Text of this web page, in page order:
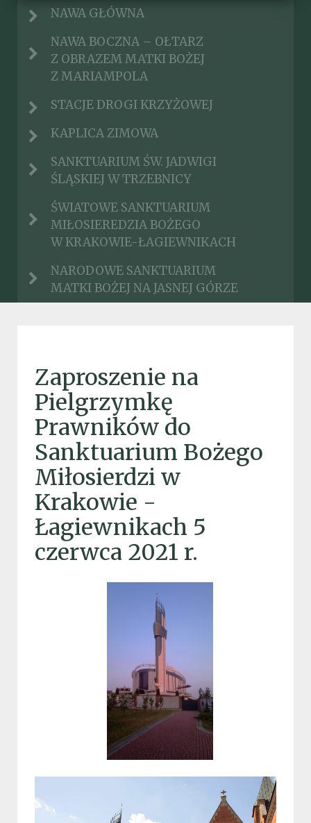
NAWA GŁÓWNA
NAWA BOCZNA – OŁTARZ
Z OBRAZEM MATKI BOŻEJ
Z MARIAMPOLA
STACJE DROGI KRZYŻOWEJ
KAPLICA ZIMOWA
SANKTUARIUM ŚW. JADWIGI
ŚLĄSKIEJ W TRZEBNICY
ŚWIATOWE SANKTUARIUM
MIŁOSIEREDZIA BOŻEGO
W KRAKOWIE-ŁAGIEWNIKACH
NARODOWE SANKTUARIUM
MATKI BOŻEJ NA JASNEJ GÓRZE
Zaproszenie na
Pielgrzymkę
Prawników do
Sanktuarium Bożego
Miłosierdzi w
Krakowie -
Łagiewnikach 5
czerwca 2021 r.